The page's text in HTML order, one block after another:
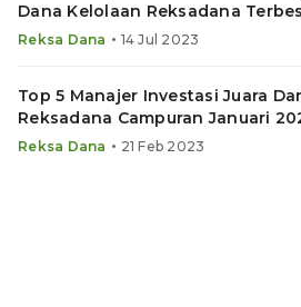
Dana Kelolaan Reksadana
Juni 2023
Reksa Dana • 14 Jul 2023
Top 5 Manajer Investasi Juara
Reksadana Campuran Januari
Reksa Dana • 21 Feb 2023